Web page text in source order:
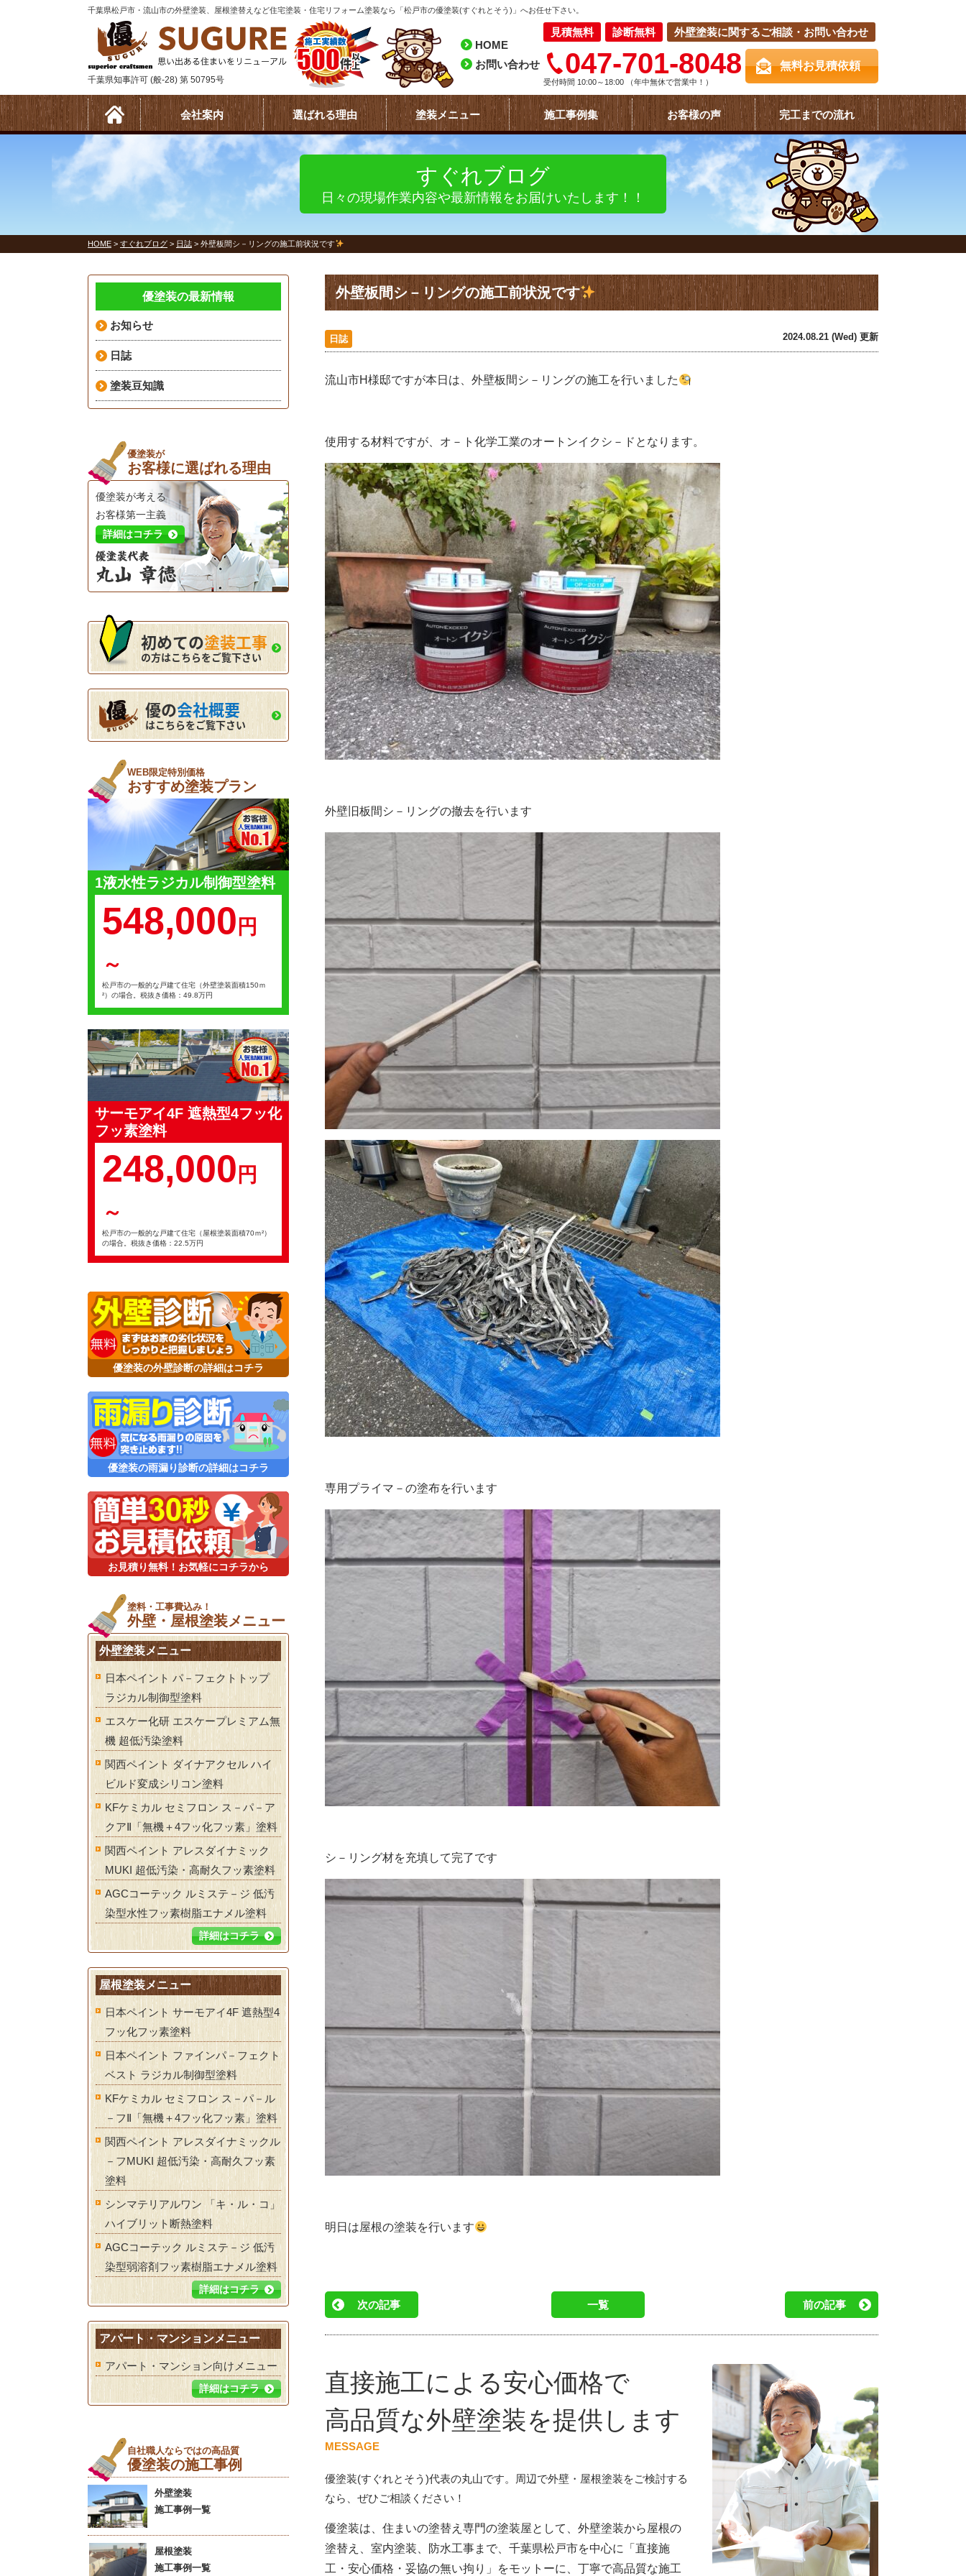
千葉県松戸市・流山市の外壁塗装、屋根塗替えなど住宅塗装・住宅リフォーム塗装なら「松戸市の優塗装(すぐれとそう)」へお任せ下さい。
千葉県知事許可 (般-28) 第 50795号
HOME
お問い合わせ
見積無料 診断無料 外壁塗装に関するご相談・お問い合わせ
047-701-8048
受付時間 10:00～18:00 （年中無休で営業中！）
無料お見積依頼
会社案内 選ばれる理由 塗装メニュー 施工事例集 お客様の声 完工までの流れ
すぐれブログ
日々の現場作業内容や最新情報をお届けいたします！！
HOME > すぐれブログ > 日誌 > 外壁板間シ－リングの施工前状況です
外壁板間シ－リングの施工前状況です
日誌 2024.08.21 (Wed) 更新
流山市H様邸ですが本日は、外壁板間シ－リングの施工を行いました
使用する材料ですが、オ－ト化学工業のオートンイクシ－ドとなります。
外壁旧板間シ－リングの撤去を行います
専用プライマ－の塗布を行います
シ－リング材を充填して完了です
明日は屋根の塗装を行います
次の記事 一覧 前の記事
直接施工による安心価格で
高品質な外壁塗装を提供します
MESSAGE
優塗装(すぐれとそう)代表の丸山です。周辺で外壁・屋根塗装をご検討する
なら、ぜひご相談ください！
優塗装は、住まいの塗替え専門の塗装屋として、外壁塗装から屋根の
塗替え、室内塗装、防水工事まで、千葉県松戸市を中心に「直接施
工・安心価格・妥協の無い拘り」をモットーに、丁寧で高品質な施工
優塗装の最新情報
お知らせ
日誌
塗装豆知識
優塗装が
お客様に選ばれる理由
優塗装が考える
お客様第一主義
詳細はコチラ
初めての塗装工事
の方はこちらをご覧下さい
優の会社概要
はこちらをご覧下さい
WEB限定特別価格
おすすめ塗装プラン
1液水性ラジカル制御型塗料
548,000 円
～
松戸市の一般的な戸建て住宅（外壁塗装面積150ｍ
²）の場合。税抜き価格：49.8万円
サーモアイ4F 遮熱型4フッ化
フッ素塗料
248,000 円
～
松戸市の一般的な戸建て住宅（屋根塗装面積70ｍ²）
の場合。税抜き価格：22.5万円
優塗装の外壁診断の詳細はコチラ
優塗装の雨漏り診断の詳細はコチラ
お見積り無料！お気軽にコチラから
塗料・工事費込み！
外壁・屋根塗装メニュー
外壁塗装メニュー
日本ペイント パ－フェクトトップ
ラジカル制御型塗料
エスケー化研 エスケープレミアム無
機 超低汚染塗料
関西ペイント ダイナアクセル ハイ
ビルド変成シリコン塗料
KFケミカル セミフロン ス－パ－ア
クアⅡ「無機＋4フッ化フッ素」塗料
関西ペイント アレスダイナミック
MUKI 超低汚染・高耐久フッ素塗料
AGCコーテック ルミステ－ジ 低汚
染型水性フッ素樹脂エナメル塗料
詳細はコチラ
屋根塗装メニュー
日本ペイント サーモアイ4F 遮熱型4
フッ化フッ素塗料
日本ペイント ファインパ－フェクト
ベスト ラジカル制御型塗料
KFケミカル セミフロン ス－パ－ル
－フⅡ「無機＋4フッ化フッ素」塗料
関西ペイント アレスダイナミックル
－フMUKI 超低汚染・高耐久フッ素
塗料
シンマテリアルワン 「キ・ル・コ」
ハイブリット断熱塗料
AGCコーテック ルミステ－ジ 低汚
染型弱溶剤フッ素樹脂エナメル塗料
詳細はコチラ
アパート・マンションメニュー
アパート・マンション向けメニュー
詳細はコチラ
自社職人ならではの高品質
優塗装の施工事例
外壁塗装
施工事例一覧
屋根塗装
施工事例一覧